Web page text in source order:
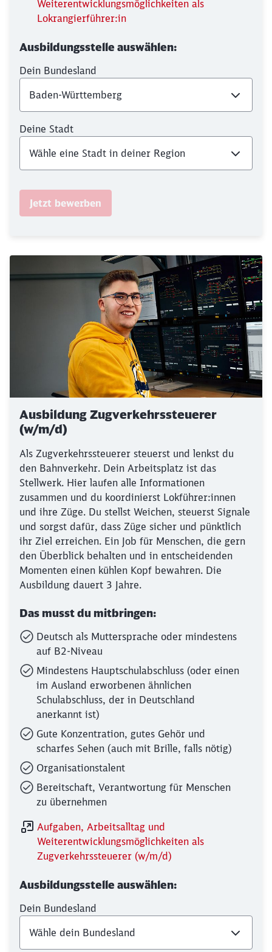
Weiterentwicklungsmöglichkeiten als
Lokrangierführer:in
Ausbildungsstelle auswählen:
Dein Bundesland
Deine Stadt
Jetzt bewerben
Ausbildung Zugverkehrssteuerer
(w/m/d)
Als Zugverkehrssteuerer steuerst und lenkst du
den Bahnverkehr. Dein Arbeitsplatz ist das
Stellwerk. Hier laufen alle Informationen
zusammen und du koordinierst Lokführer:innen
und ihre Züge. Du stellst Weichen, steuerst Signale
und sorgst dafür, dass Züge sicher und pünktlich
ihr Ziel erreichen. Ein Job für Menschen, die gern
den Überblick behalten und in entscheidenden
Momenten einen kühlen Kopf bewahren. Die
Ausbildung dauert 3 Jahre.
Das musst du mitbringen:
Deutsch als Muttersprache oder mindestens
auf B2-Niveau
Mindestens Hauptschulabschluss (oder einen
im Ausland erworbenen ähnlichen
Schulabschluss, der in Deutschland
anerkannt ist)
Gute Konzentration, gutes Gehör und
scharfes Sehen (auch mit Brille, falls nötig)
Organisationstalent
Bereitschaft, Verantwortung für Menschen
zu übernehmen
Aufgaben, Arbeitsalltag und
Weiterentwicklungsmöglichkeiten als
Zugverkehrssteuerer (w/m/d)
Ausbildungsstelle auswählen:
Dein Bundesland